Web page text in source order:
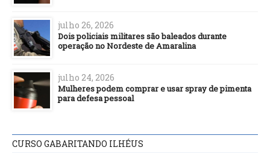
julho 26, 2026
Dois policiais militares são baleados durante
operação no Nordeste de Amaralina
julho 24, 2026
Mulheres podem comprar e usar spray de pimenta
para defesa pessoal
CURSO GABARITANDO ILHÉUS